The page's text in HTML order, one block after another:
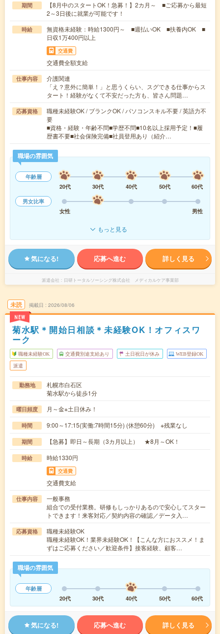
期間
【8月中のスタートOK！急募！】2カ月～ ■ご応募から最短
2～3日後に就業が可能です！
時給
無資格未経験：時給1300円～ ■週払いOK ■扶養内OK ■
日収1万400円以上
交通費
交通費全額支給
仕事内容
介護関連
「え？意外に簡単！」と思うくらい、スグできる仕事からス
タート！経験がなくて不安だった方も、皆さん問題…
応募資格
職種未経験OK / ブランクOK / パソコンスキル不要 / 英語力不
要
■資格・経験・年齢不問■学歴不問■10名以上採用予定！■履
歴書不要■社会保険完備■社員登用あり（紹介…
職場の雰囲気
年齢層
20代
30代 40代 50代
60代
男女比率
女性
男性
もっと見る
気になる! 応募へ進む 詳しく見る
派遣会社 日研トータルソーシング株式会社 メディカルケア事業部
未読
NEW
掲載日 2026/08/06
菊水駅＊開始日相談＊未経験OK！オフィスワ
ーク
職種未経験OK 交通費別途支給あり 土日祝日が休み WEB登録OK
派遣
勤務地
札幌市白石区
菊水駅から徒歩1分
曜日頻度 月～金※土日休み！
時間 9:00～17:15(実働:7時間15分) (休憩60分) ※残業なし
期間 【急募】即日～長期（3カ月以上） ★8月～OK！
時給 時給1330円
交通費
交通費支給
仕事内容
一般事務
組合での受付業務。研修もしっかりあるので安心してスター
トできます！来客対応／契約内容の確認／データ入…
応募資格
職種未経験OK
職種未経験OK！業界未経験OK！【こんな方におススメ！ま
ずはご応募ください／歓迎条件】接客経験、顧客…
職場の雰囲気
年齢層
20代
30代 40代 50代 60代
気になる! 応募へ進む 詳しく見る